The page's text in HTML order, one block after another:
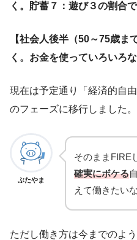
く。貯蓄７：遊び３の割合
【社会人後半（50～75歳まで
く。お金を使っていろいろ
現在は予定通り「経済的自
のフェーズに移行しました。
ぶたやま
そのままFIRE
確実にボケる
えて働きたいな
ただし働き方は今までのよ